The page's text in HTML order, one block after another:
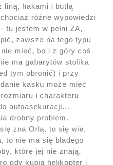
liną, hakami i butlą
różne wypowiedzi
tu jestem w pełni ZA,
zawsze na tego typu
mieć, bo i z góry coś
ma gabarytów stolika
tym obronić) i przy
kasku może mieć
i charakteru
autoasekuracji...
drobny problem.
zna Orlą, to się wie,
to nie ma się bladego
które jej nie znają,
gdy kupią helikopter i